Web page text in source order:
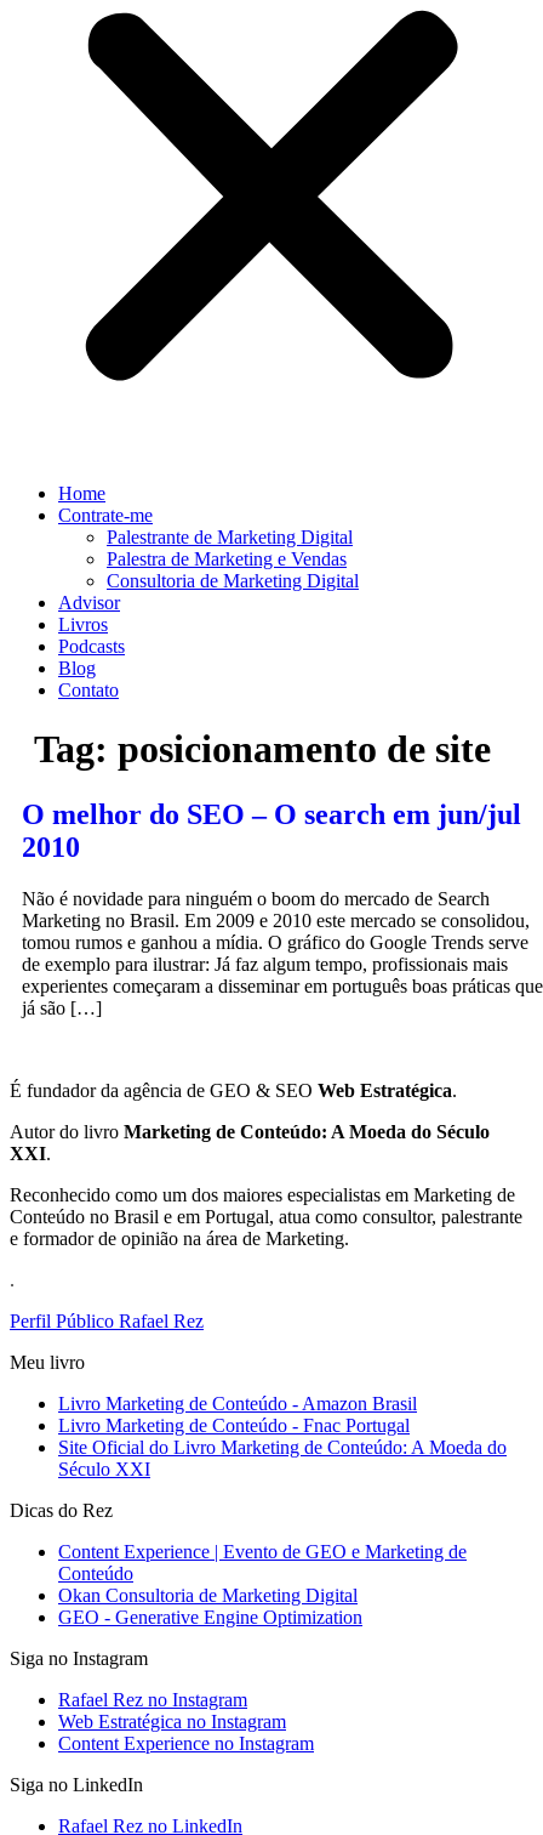
Home
Contrate-me
Palestrante de Marketing Digital
Palestra de Marketing e Vendas
Consultoria de Marketing Digital
Advisor
Livros
Podcasts
Blog
Contato
Tag: posicionamento de site
O melhor do SEO – O search em jun/jul
2010
Não é novidade para ninguém o boom do mercado de Search
Marketing no Brasil. Em 2009 e 2010 este mercado se consolidou,
tomou rumos e ganhou a mídia. O gráfico do Google Trends serve
de exemplo para ilustrar: Já faz algum tempo, profissionais mais
experientes começaram a disseminar em português boas práticas que
já são […]
É fundador da agência de GEO & SEO Web Estratégica.
Autor do livro Marketing de Conteúdo: A Moeda do Século
XXI.
Reconhecido como um dos maiores especialistas em Marketing de
Conteúdo no Brasil e em Portugal, atua como consultor, palestrante
e formador de opinião na área de Marketing.
.
Perfil Público Rafael Rez
Meu livro
Livro Marketing de Conteúdo - Amazon Brasil
Livro Marketing de Conteúdo - Fnac Portugal
Site Oficial do Livro Marketing de Conteúdo: A Moeda do
Século XXI
Dicas do Rez
Content Experience | Evento de GEO e Marketing de
Conteúdo
Okan Consultoria de Marketing Digital
GEO - Generative Engine Optimization
Siga no Instagram
Rafael Rez no Instagram
Web Estratégica no Instagram
Content Experience no Instagram
Siga no LinkedIn
Rafael Rez no LinkedIn